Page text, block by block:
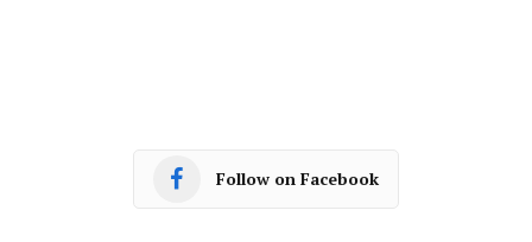
Follow on Facebook